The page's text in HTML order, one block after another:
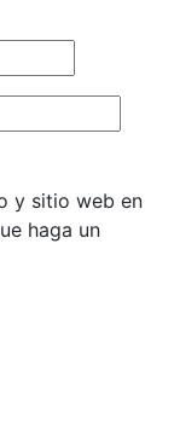
y sitio web en
haga un